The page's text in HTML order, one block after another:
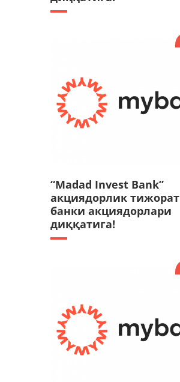
“Madad Invest Bank”
акциядорлик тижорат
банки акциядорлари
диққатига!